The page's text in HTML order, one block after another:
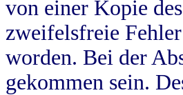
von einer Kopie
zweifelsfreie
worden. Bei der
gekommen sein.